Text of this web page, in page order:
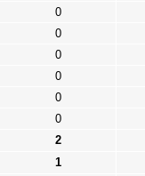
0
0
0
0
0
0
2
1